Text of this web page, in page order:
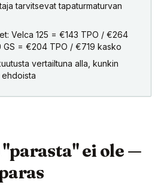
tarvitsevat tapaturmaturvan
Velca 125 = €143 TPO / €264
GS = €204 TPO / €719 kasko
vertailtuna alla, kunkin
ehdoista
ei ole —